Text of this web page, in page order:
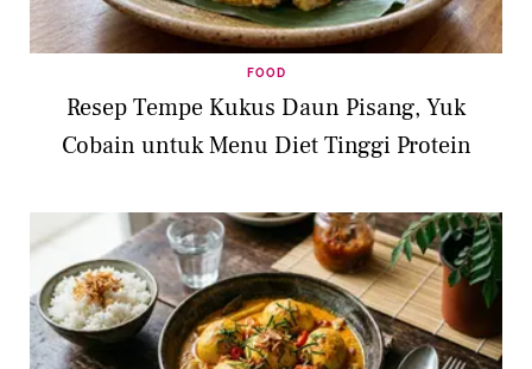
FOOD
Resep Tempe Kukus Daun Pisang, Yuk
Cobain untuk Menu Diet Tinggi Protein